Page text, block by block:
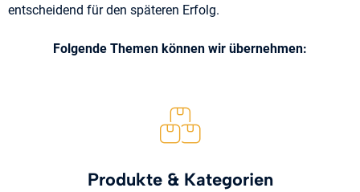
entscheidend für den späteren Erfolg.
Folgende Themen können wir übernehmen:
Produkte & Kategorien